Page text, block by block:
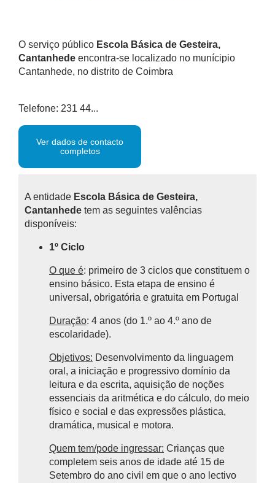
O serviço público Escola Básica de Gesteira,
Cantanhede encontra-se localizado no munícipio
Cantanhede, no distrito de Coimbra
Telefone: 231 44...
Ver dados de contacto
completos
A entidade Escola Básica de Gesteira,
Cantanhede tem as seguintes valências
disponíveis:
1º Ciclo
O que é: primeiro de 3 ciclos que constituem o
ensino básico. Esta etapa de ensino é
universal, obrigatória e gratuita em Portugal
Duração: 4 anos (do 1.º ao 4.º ano de
escolaridade).
Objetivos: Desenvolvimento da linguagem
oral, a iniciação e progressivo domínio da
leitura e da escrita, aquisição de noções
essenciais da aritmética e do cálculo, do meio
físico e social e das expressões plástica,
dramática, musical e motora.
Quem tem/pode ingressar: Crianças que
completem seis anos de idade até 15 de
Setembro do ano civil em que o ano lectivo